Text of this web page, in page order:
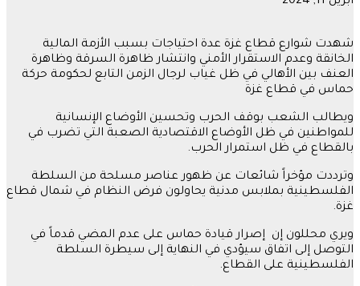
شهدت شوارع قطاع غزة عدة احتياجات بسبب الأزمة المالية
الخانقة وعدم الاستقرار الأمني وانتشار ظاهرة السرقة وظاهرة
العنف بين الأهالي في ظل غياب لرجال الزمن التابع لحكومة حركة
حماس في قطاع غزة
ويطالب الشعب بوقف الحرب وتحسين الأوضاع الإنسانية
للمواطنين في ظل الأوضاع الاقتصادية الصعبة التي تضرب في
بالقطاع في ظل استمرار الحرب.
وترددت مؤخراً شائعات عن ظهور عناصر مسلحة من السلطة
الفلسطينية بملابس مدنية يحاولون فرض النظام في شمال قطاع
غزة.
ويري محللون إن إصرار قيادة حماس على عدم المضي قدماً في
التوصل إلى اتفاق سيؤدي في النهاية إلى سيطرة السلطة
الفلسطينية على القطاع.